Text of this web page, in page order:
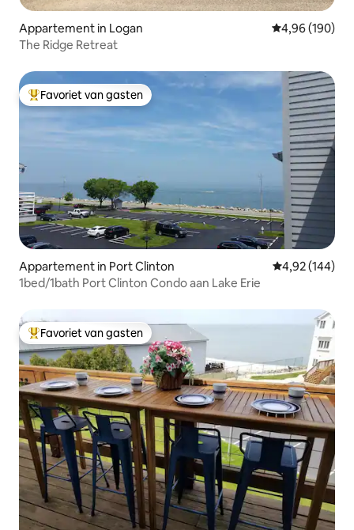
Appartement in Logan Gemiddelde
4,96 (190)
The Ridge Retreat
Topfavoriet van gasten
Favoriet van gasten
Appartement in Port Clinton Gemiddelde
4,92 (144)
1bed/1bath Port Clinton Condo aan Lake Erie
Topfavoriet van gasten
Favoriet van gasten